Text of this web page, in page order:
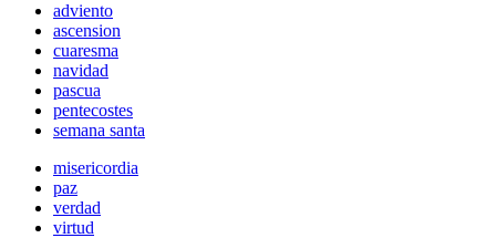
adviento
ascension
cuaresma
navidad
pascua
pentecostes
semana santa
misericordia
paz
verdad
virtud